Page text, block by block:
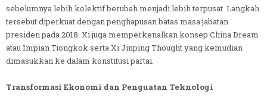
sebelumnya lebih kolektif berubah menjadi lebih terpusat. Langkah
tersebut diperkuat dengan penghapusan batas masa jabatan
presiden pada 2018. Xi juga memperkenalkan konsep China Dream
atau Impian Tiongkok serta Xi Jinping Thought yang kemudian
dimasukkan ke dalam konstitusi partai.
Transformasi Ekonomi dan Penguatan Teknologi